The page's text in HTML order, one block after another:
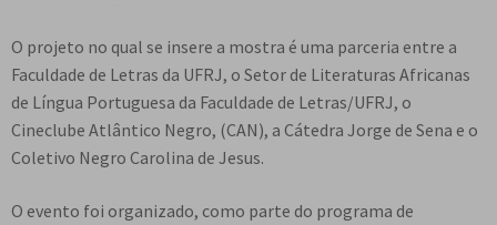
t
e
O projeto no qual se insere a mostra é uma parceria entre a
Faculdade de Letras da UFRJ, o Setor de Literaturas Africanas
de Língua Portuguesa da Faculdade de Letras/UFRJ, o
Cineclube Atlântico Negro, (CAN), a Cátedra Jorge de Sena e o
Coletivo Negro Carolina de Jesus.
O evento foi organizado, como parte do programa de